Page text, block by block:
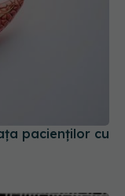
pacienților cu